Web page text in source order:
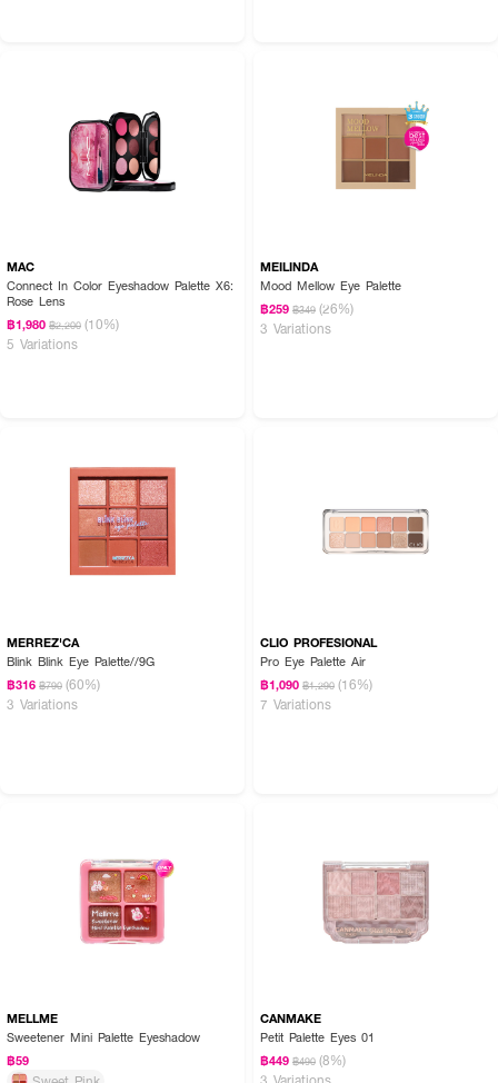
MAC
Connect In Color Eyeshadow Palette X6:
Rose Lens
฿1,980 ฿2,200 (10%)
5 Variations
MEILINDA
Mood Mellow Eye Palette
฿259 ฿349 (26%)
3 Variations
MERREZ'CA
Blink Blink Eye Palette//9G
฿316 ฿790 (60%)
3 Variations
CLIO PROFESIONAL
Pro Eye Palette Air
฿1,090 ฿1,290 (16%)
7 Variations
MELLME
Sweetener Mini Palette Eyeshadow
฿59
CANMAKE
Petit Palette Eyes 01
฿449 ฿490 (8%)
3 Variations